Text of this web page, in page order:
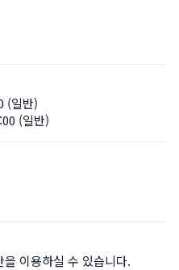
(일반)
(일반)
이용하실 수 있습니다.